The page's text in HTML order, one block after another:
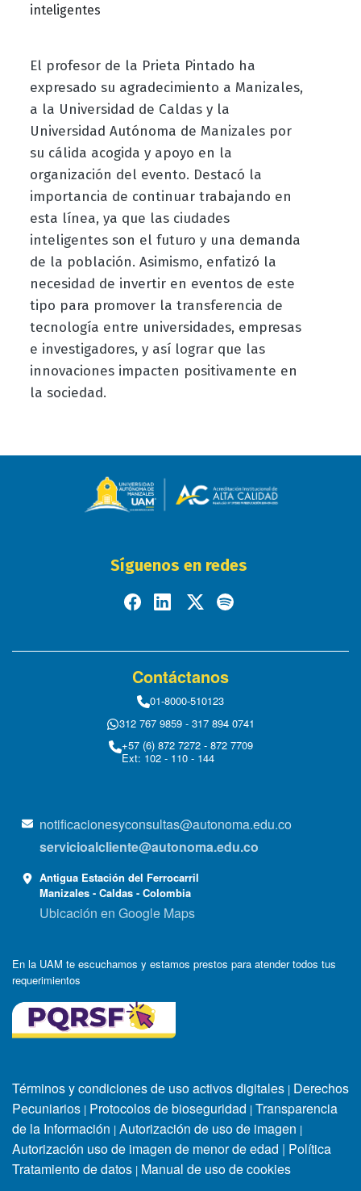
inteligentes
El profesor de la Prieta Pintado ha
expresado su agradecimiento a Manizales,
a la Universidad de Caldas y la
Universidad Autónoma de Manizales por
su cálida acogida y apoyo en la
organización del evento. Destacó la
importancia de continuar trabajando en
esta línea, ya que las ciudades
inteligentes son el futuro y una demanda
de la población. Asimismo, enfatizó la
necesidad de invertir en eventos de este
tipo para promover la transferencia de
tecnología entre universidades, empresas
e investigadores, y así lograr que las
innovaciones impacten positivamente en
la sociedad.
Síguenos en redes
Contáctanos
01-8000-510123
312 767 9859 - 317 894 0741
+57 (6) 872 7272 - 872 7709
Ext: 102 - 110 - 144
notificacionesyconsultas@autonoma.edu.co
servicioalcliente@autonoma.edu.co
Antigua Estación del Ferrocarril
Manizales - Caldas - Colombia
Ubicación en Google Maps
En la UAM te escuchamos y estamos prestos para atender todos tus
requerimientos
Términos y condiciones de uso activos digitales | Derechos
Pecuniarios | Protocolos de bioseguridad | Transparencia
de la Información | Autorización de uso de imagen |
Autorización uso de imagen de menor de edad | Política
Tratamiento de datos | Manual de uso de cookies